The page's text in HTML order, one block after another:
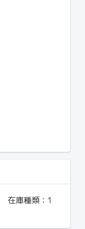
在庫種類： 1